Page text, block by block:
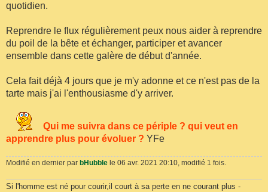
quotidien.
Reprendre le flux régulièrement peux nous aider à reprendre
du poil de la bête et échanger, participer et avancer
ensemble dans cette galère de début d'année.
Cela fait déjà 4 jours que je m'y adonne et ce n'est pas de la
tarte mais j'ai l'enthousiasme d'y arriver.
Qui me suivra dans ce périple ? qui veut en
apprendre plus pour évoluer ? YFe
Modifié en dernier par bHubble le 06 avr. 2021 20:10, modifié 1 fois.
Si l'homme est né pour courir,il court à sa perte en ne courant plus -